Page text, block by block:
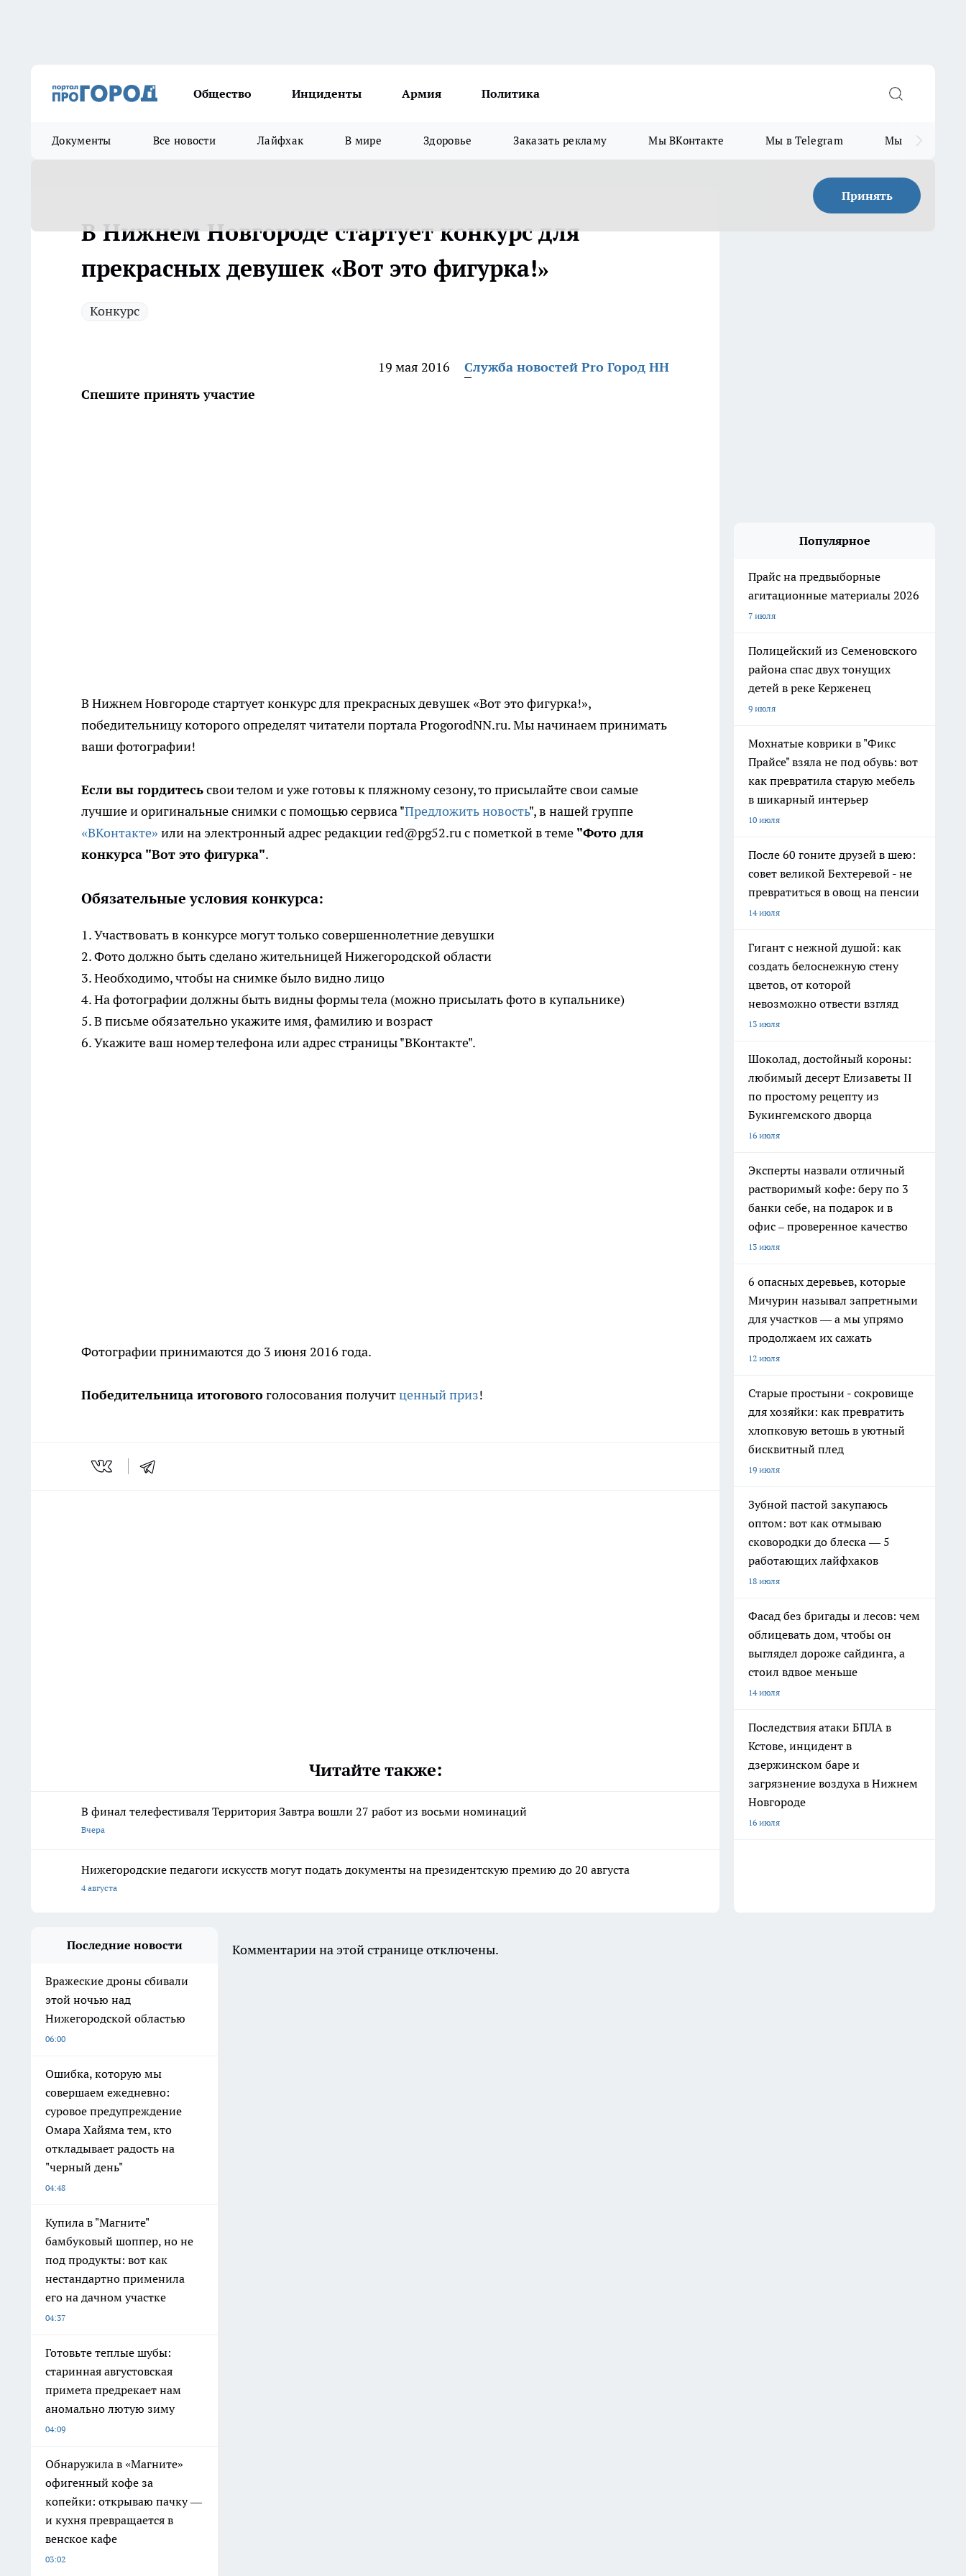
Общество Инциденты Армия Политика
Документы Все новости Лайфхак В мире Здоровье Заказать рекламу Мы ВКонтакте Мы в Telegram Мы в MAX
Принять
В Нижнем Новгороде стартует конкурс для
прекрасных девушек «Вот это фигурка!»
Конкурс
19 мая 2016
Служба новостей Pro Город НН
Спешите принять участие
В Нижнем Новгороде стартует конкурс для прекрасных девушек «Вот это фигурка!»,
победительницу которого определят читатели портала ProgorodNN.ru. Мы начинаем принимать
ваши фотографии!
Если вы гордитесьсвои телом и уже готовы к пляжному сезону, то присылайте свои самые
лучшие и оригинальные снимки с помощью сервиса "Предложить новость", в нашей группе
«ВКонтакте» или на электронный адрес редакции red@pg52.ru с пометкой в теме "Фото для
конкурса "Вот это фигурка".
Обязательные условия конкурса:
1. Участвовать в конкурсе могут только совершеннолетние девушки
2. Фото должно быть сделано жительницей Нижегородской области
3. Необходимо, чтобы на снимке было видно лицо
4. На фотографии должны быть видны формы тела (можно присылать фото в купальнике)
5. В письме обязательно укажите имя, фамилию и возраст
6. Укажите ваш номер телефона или адрес страницы "ВКонтакте".
Фотографии принимаются до 3 июня 2016 года.
Победительница итоговогоголосования получитценный приз!
Читайте также:
В финал телефестиваля Территория Завтра вошли 27 работ из восьми номинаций
Вчера
Нижегородские педагоги искусств могут подать документы на президентскую премию до 20 августа
4 августа
Популярное
Прайс на предвыборные
агитационные материалы 2026
7 июля
Полицейский из Семеновского
района спас двух тонущих
детей в реке Керженец
9 июля
Мохнатые коврики в "Фикс
Прайсе" взяла не под обувь: вот
как превратила старую мебель
в шикарный интерьер
10 июля
После 60 гоните друзей в шею:
совет великой Бехтеревой - не
превратиться в овощ на пенсии
14 июля
Гигант с нежной душой: как
создать белоснежную стену
цветов, от которой
невозможно отвести взгляд
13 июля
Шоколад, достойный короны:
любимый десерт Елизаветы II
по простому рецепту из
Букингемского дворца
16 июля
Эксперты назвали отличный
растворимый кофе: беру по 3
банки себе, на подарок и в
офис – проверенное качество
13 июля
6 опасных деревьев, которые
Мичурин называл запретными
для участков — а мы упрямо
продолжаем их сажать
12 июля
Старые простыни - сокровище
для хозяйки: как превратить
хлопковую ветошь в уютный
бисквитный плед
19 июля
Зубной пастой закупаюсь
оптом: вот как отмываю
сковородки до блеска — 5
работающих лайфхаков
18 июля
Фасад без бригады и лесов: чем
облицевать дом, чтобы он
выглядел дороже сайдинга, а
стоил вдвое меньше
14 июля
Последствия атаки БПЛА в
Кстове, инцидент в
дзержинском баре и
загрязнение воздуха в Нижнем
Новгороде
16 июля
Последние новости
Вражеские дроны сбивали
этой ночью над
Нижегородской областью
06:00
Ошибка, которую мы
совершаем ежедневно:
суровое предупреждение
Омара Хайяма тем, кто
откладывает радость на
"черный день"
04:48
Купила в "Магните"
бамбуковый шоппер, но не
под продукты: вот как
нестандартно применила
его на дачном участке
04:37
Готовьте теплые шубы:
старинная августовская
примета предрекает нам
аномально лютую зиму
04:09
Обнаружила в «Магните»
офигенный кофе за
копейки: открываю пачку —
и кухня превращается в
венское кафе
03:02
Комментарии на этой странице отключены.